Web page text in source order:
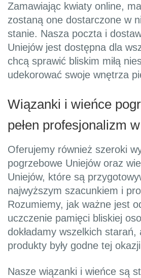
Zamawiając kwiaty online,
zostaną one dostarczone w
stanie. Nasza poczta i
Uniejów jest dostępna dla
chcą sprawić bliskim miłą
udekorować swoje wnętrza
Wiązanki i wieńce
pełen profesjonalizm
Oferujemy również szeroki
pogrzebowe Uniejów oraz
Uniejów, które są
najwyższym szacunkiem i
Rozumiemy, jak ważne jest
uczczenie pamięci bliskiej
dokładamy wszelkich starań,
produkty były godne tej
Nasze wiązanki i wieńce są